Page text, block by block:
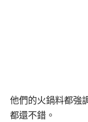
他們的火鍋料都強
都還不錯。